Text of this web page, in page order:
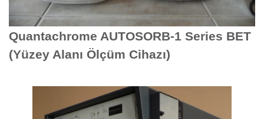
Quantachrome AUTOSORB-1 Series BET
(Yüzey Alanı Ölçüm Cihazı)